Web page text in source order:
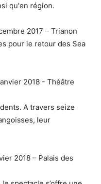
qu'en région.
2017 – Trianon
pour le retour des Sea
2018 - Théâtre
A travers seize
leur
2018 – Palais des